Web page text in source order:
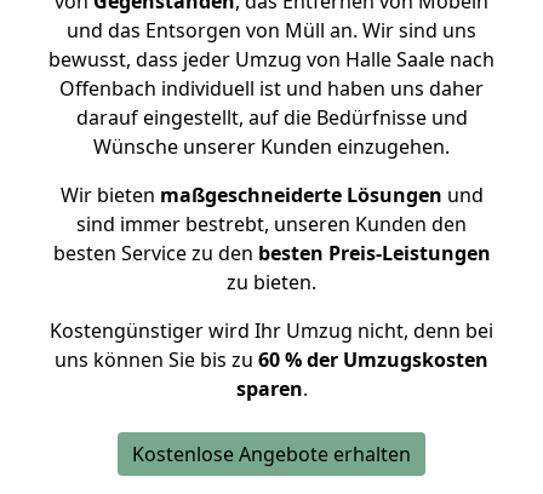
und das Entsorgen von Müll an. Wir sind uns
bewusst, dass jeder Umzug von Halle Saale nach
Offenbach individuell ist und haben uns daher
darauf eingestellt, auf die Bedürfnisse und
Wünsche unserer Kunden einzugehen.
Wir bieten maßgeschneiderte Lösungen und
sind immer bestrebt, unseren Kunden den
besten Service zu den besten Preis-Leistungen
zu bieten.
Kostengünstiger wird Ihr Umzug nicht, denn bei
uns können Sie bis zu 60 % der Umzugskosten
sparen.
Kostenlose Angebote erhalten